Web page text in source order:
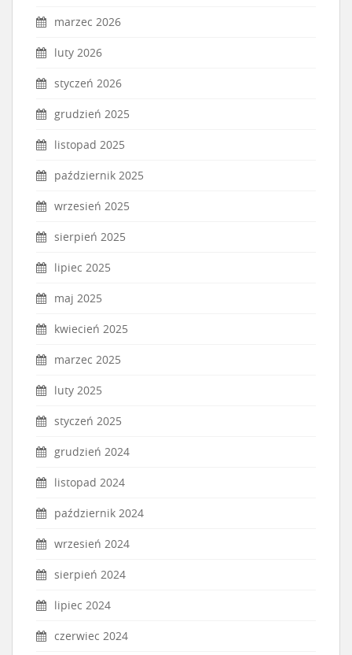
marzec 2026
luty 2026
styczeń 2026
grudzień 2025
listopad 2025
październik 2025
wrzesień 2025
sierpień 2025
lipiec 2025
maj 2025
kwiecień 2025
marzec 2025
luty 2025
styczeń 2025
grudzień 2024
listopad 2024
październik 2024
wrzesień 2024
sierpień 2024
lipiec 2024
czerwiec 2024